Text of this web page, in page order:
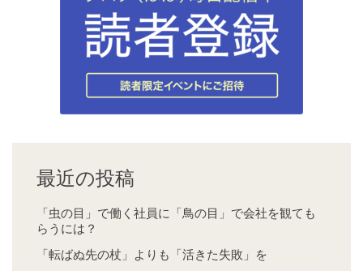
最近の投稿
「虫の目」で働く社員に「鳥の目」で会社を観ても
らうには？
「転ばぬ先の杖」よりも「活きた失敗」を